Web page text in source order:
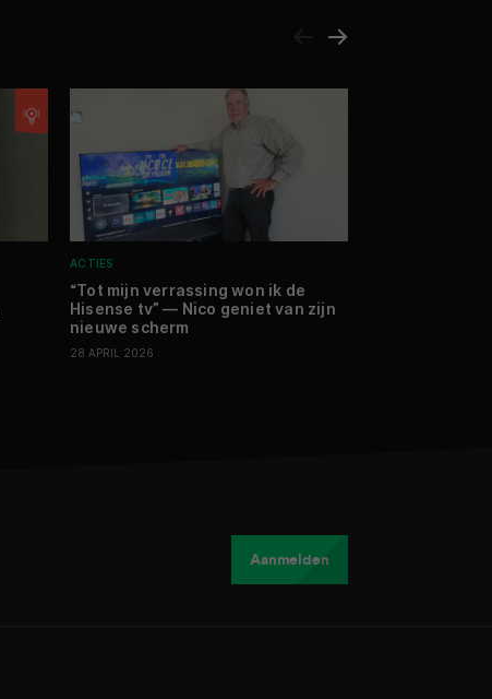
ACTIES
“Tot mijn verrassing won ik de
Hisense tv” — Nico geniet van zijn
nieuwe scherm
28 APRIL 2026
Aanmelden